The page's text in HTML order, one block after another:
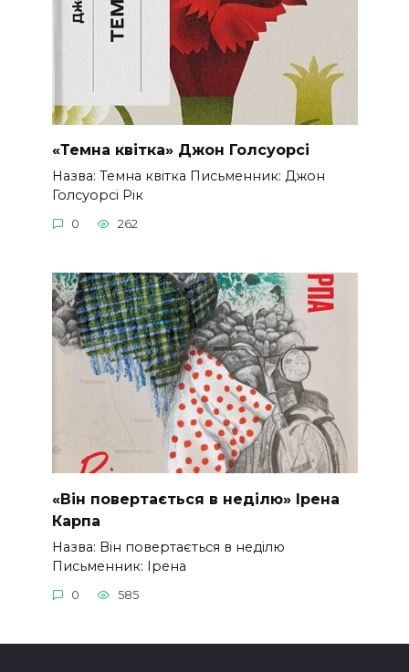
«Темна квітка» Джон Голсуорсі
Назва: Темна квітка Письменник: Джон
Голсуорсі Рік
0 262
«Він повертається в неділю» Ірена
Карпа
Назва: Він повертається в неділю
Письменник: Ірена
0 585